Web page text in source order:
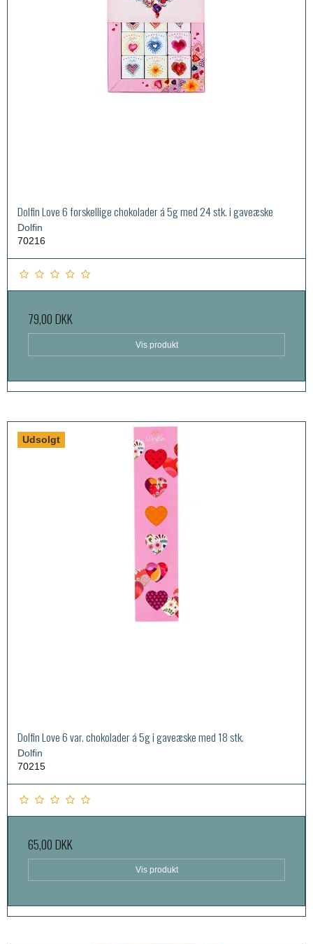
Dolfin Love 6 forskellige chokolader á 5g med 24 stk. i gaveæske
Dolfin
70216
79,00 DKK
Vis produkt
Udsolgt
Dolfin Love 6 var. chokolader á 5g i gaveæske med 18 stk.
Dolfin
70215
65,00 DKK
Vis produkt